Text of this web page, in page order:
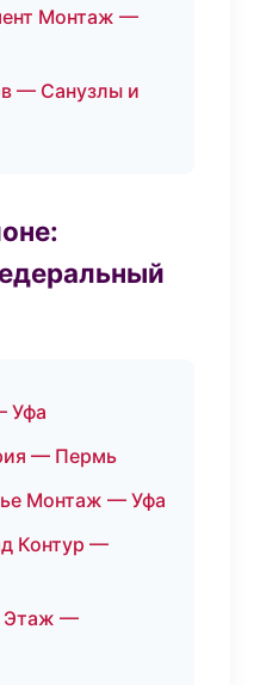
Монтаж —
— Санузлы и
Уфа
— Пермь
Монтаж — Уфа
Контур —
Этаж —